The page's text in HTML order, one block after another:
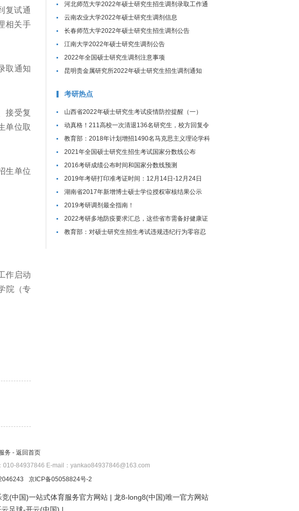
复试通
相关手
取通知
接受复
单位取
生单位
作启动
院（专
河北师范大学2022年硕士研究生招生调剂录取工作通
知
云南农业大学2022年硕士研究生调剂信息
长春师范大学2022年硕士研究生招生调剂公告
江南大学2022年硕士研究生调剂公告
2022年全国硕士研究生调剂注意事项
昆明贵金属研究所2022年硕士研究生招生调剂通知
考研热点
山西省2022年硕士研究生考试疫情防控提醒（一）
动真格！211高校一次清退136名研究生，校方回复令
人惊讶
教育部：2018年计划增招1490名马克思主义理论学科
研究生
2021年全国硕士研究生招生考试国家分数线公布
2016考研成绩公布时间和国家分数线预测
2019年考研打印准考证时间：12月14日-12月24日
湖南省2017年新增博士硕士学位授权审核结果公示
2019考研调剂最全指南！
2022考研多地防疫要求汇总，这些省市需备好健康证
明！
教育部：对硕士研究生招生考试违规违纪行为零容忍
务 - 返回首页
010-84937846 E-mail：yankao84937846@163.com
京ICP备05058824号-2
竞(中国)一站式体育服务官方网站 | 龙8-long8(中国)唯一官方网站